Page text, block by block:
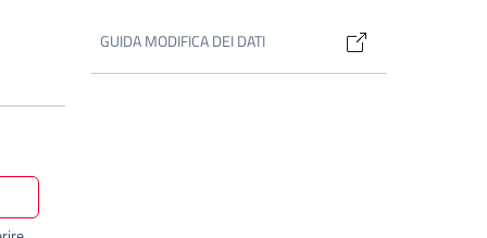
GUIDA MODIFICA DEI DATI